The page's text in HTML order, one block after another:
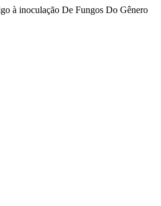
à inoculação De Fungos Do Gênero